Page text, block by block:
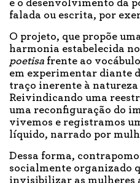
e o desenvolvimento da
falada ou escrita, por
O projeto, que propõe
harmonia estabelecida
poetisa frente ao vocábulo
em experimentar diante
traço inerente à natureza
Reivindicando uma
uma reconfiguração do
vivemos e registramos
líquido, narrado por
Dessa forma,
socialmente organizado
invisibilizar as mulheres